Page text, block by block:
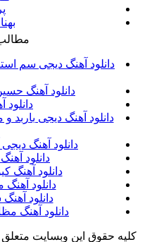
دانلود آهنگ دیجی سم
دانلود آهنگ
دانلود آهنگ دیجی
دانلود آهنگ
دانلود
دانلود آهنگ
دانلود
دانلود
دانلود آهنگ
کلیه حقوق این وبسایت متعلق